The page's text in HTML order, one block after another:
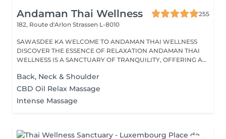
Andaman Thai Wellness
255
182, Route d'Arlon Strassen L-8010
SAWASDEE KA WELCOME TO ANDAMAN THAI WELLNESS
DISCOVER THE ESSENCE OF RELAXATION ANDAMAN THAI
WELLNESS IS A SANCTUARY OF TRANQUILITY, OFFERING A
Back, Neck & Shoulder
CBD Oil Relax Massage
Intense Massage